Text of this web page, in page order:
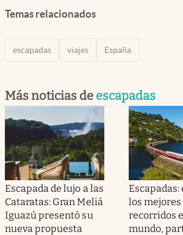
Temas relacionados
escapadas viajes España
Más noticias de escapadas
Escapada de lujo a las
Cataratas: Gran Meliá
Iguazú presentó su
nueva propuesta
Escapadas:
los mejores
recorridos
mundo,